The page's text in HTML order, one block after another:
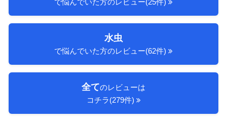
水虫
で悩んでいた方のレビュー(62件)
全てのレビューは
コチラ(279件)